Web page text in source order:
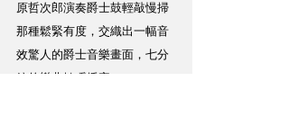
原哲次郎演奏爵士鼓輕敲慢掃
那種鬆緊有度，交織出一幅音
效驚人的爵士音樂畫面，七分